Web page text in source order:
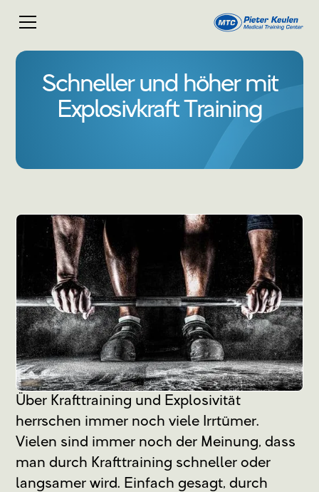
Schneller und höher mit
Explosivkraft Training
Über Krafttraining und Explosivität
herrschen immer noch viele Irrtümer.
Vielen sind immer noch der Meinung, dass
man durch Krafttraining schneller oder
langsamer wird. Einfach gesagt, durch